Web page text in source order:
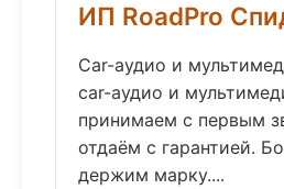
ИП RoadPro
Car-аудио и
car-аудио и
принимаем с первым
отдаём с гарантией.
держим марку....